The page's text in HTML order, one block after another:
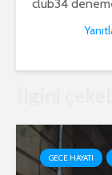
club34
GECE HAYATI